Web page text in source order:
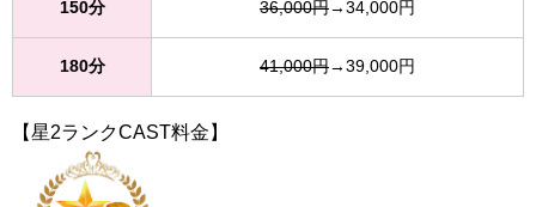
150分 36,000円→34,000円
180分 41,000円→39,000円
【星2ランクCAST料金】